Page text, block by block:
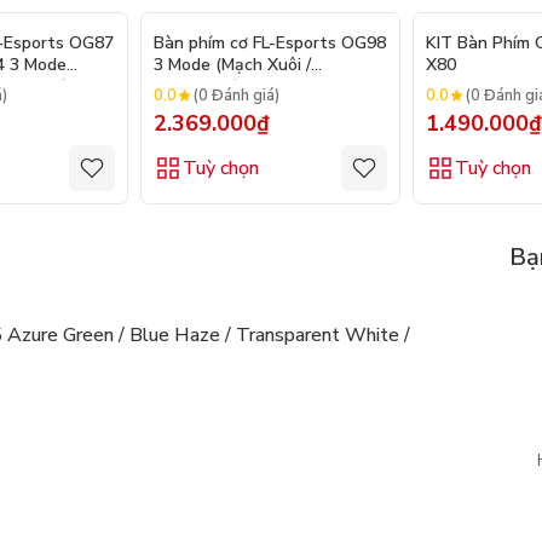
OG87
3 Mode
/ Led
Hãng
Bàn phím cơ FL-Esports OG98
3 Mode (Mạch Xuôi /
Hotswap / Led RGB)
0.0 (0 Đánh giá)
2.369.000₫
Tuỳ chọn
KIT Bàn Phím
X80
0.0 (0 Đánh
1.490.000₫
Tuỳ chọn
Green / Blue Haze / Transparent White /